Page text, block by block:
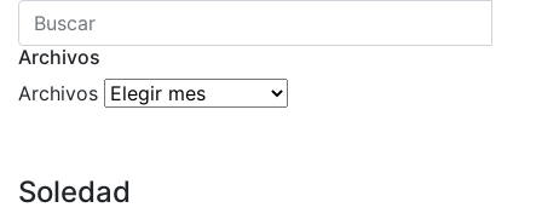
Archivos
Archivos
Soledad